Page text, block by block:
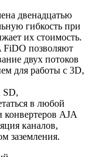
двенадцатью
гибкость при
их стоимость.
FiDO позволяют
двух потоков
для работы с 3D,
SD,
в любой
AJA
каналов,
заземления.